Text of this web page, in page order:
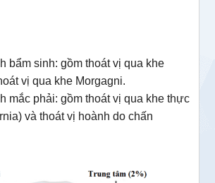
bẩm sinh: gồm thoát vị qua khe
vị qua khe Morgagni.
mắc phải: gồm thoát vị qua khe thực
và thoát vị hoành do chấn